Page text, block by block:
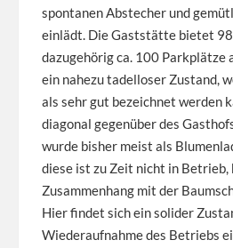
spontanen Abstecher und
einlädt. Die Gaststätte bietet
dazugehörig ca. 100 Parkplätze
ein nahezu tadelloser Zustand,
als sehr gut bezeichnet werden
diagonal gegenüber des
wurde bisher meist als
diese ist zu Zeit nicht in
Zusammenhang mit der
Hier findet sich ein solider
Wiederaufnahme des Betriebs